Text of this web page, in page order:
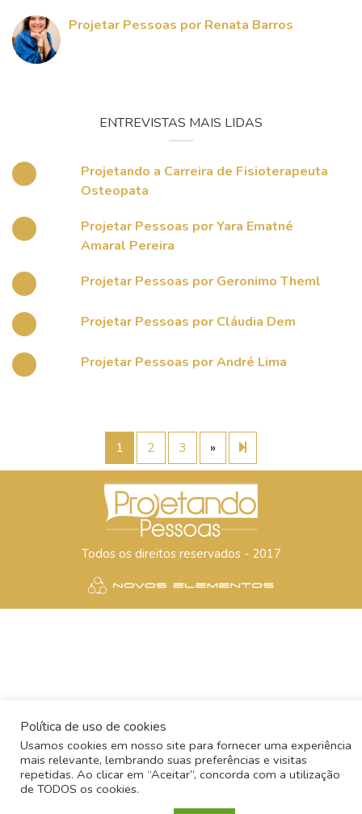
Projetar Pessoas por Renata Barros
ENTREVISTAS MAIS LIDAS
Projetando a Carreira de Fisioterapeuta
Osteopata
Projetar Pessoas por Yara Ematné
Amaral Pereira
Projetar Pessoas por Geronimo Theml
Projetar Pessoas por Cláudia Dem
Projetar Pessoas por André Lima
1 2 3 » Next
page
19
Todos os direitos reservados - 2017
Política de uso de cookies
Usamos cookies em nosso site para fornecer uma experiência
mais relevante, lembrando suas preferências e visitas
repetidas. Ao clicar em “Aceitar”, concorda com a utilização
de TODOS os cookies.